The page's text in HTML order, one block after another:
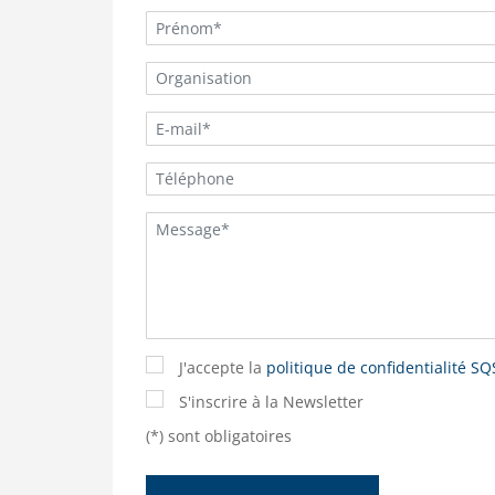
J'accepte la politique de confidentialité
S'inscrire à la Newsletter
(*) sont obligatoires